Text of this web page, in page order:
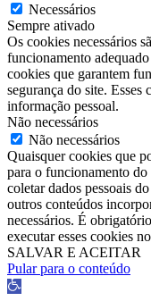
Necessários
Sempre ativado
Os cookies necessários
funcionamento
cookies que garantem
segurança do site. Esses
informação pessoal.
Não necessários
Não necessários
Quaisquer cookies que
para o funcionamento do
coletar dados pessoais
outros conteúdos
necessários. É
executar esses cookies
SALVAR E ACEITAR
Pular para o conteúdo
Barra